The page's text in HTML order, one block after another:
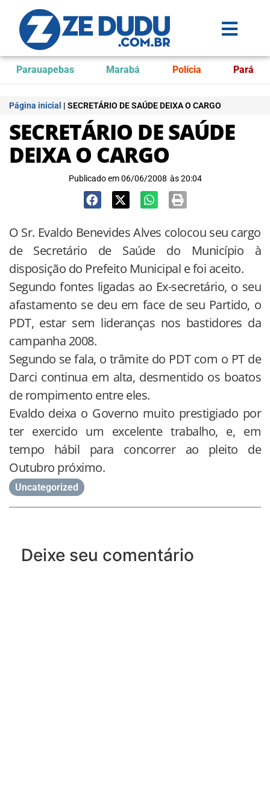
Parauapebas Marabá Polícia Pará
Página inicial | SECRETÁRIO DE SAÚDE DEIXA O CARGO
SECRETÁRIO DE SAÚDE
DEIXA O CARGO
Publicado em 06/06/2008 às 20:04
O Sr. Evaldo Benevides Alves colocou seu cargo
de Secretário de Saúde do Município à
disposição do Prefeito Municipal e foi aceito.
Segundo fontes ligadas ao Ex-secretário, o seu
afastamento se deu em face de seu Partido, o
PDT, estar sem lideranças nos bastidores da
campanha 2008.
Segundo se fala, o trâmite do PDT com o PT de
Darci continua em alta, desmentido os boatos
de rompimento entre eles.
Evaldo deixa o Governo muito prestigiado por
ter exercido um excelente trabalho, e, em
tempo hábil para concorrer ao pleito de
Outubro próximo.
Uncategorized
Deixe seu comentário